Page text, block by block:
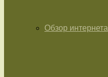
Обзор интернета